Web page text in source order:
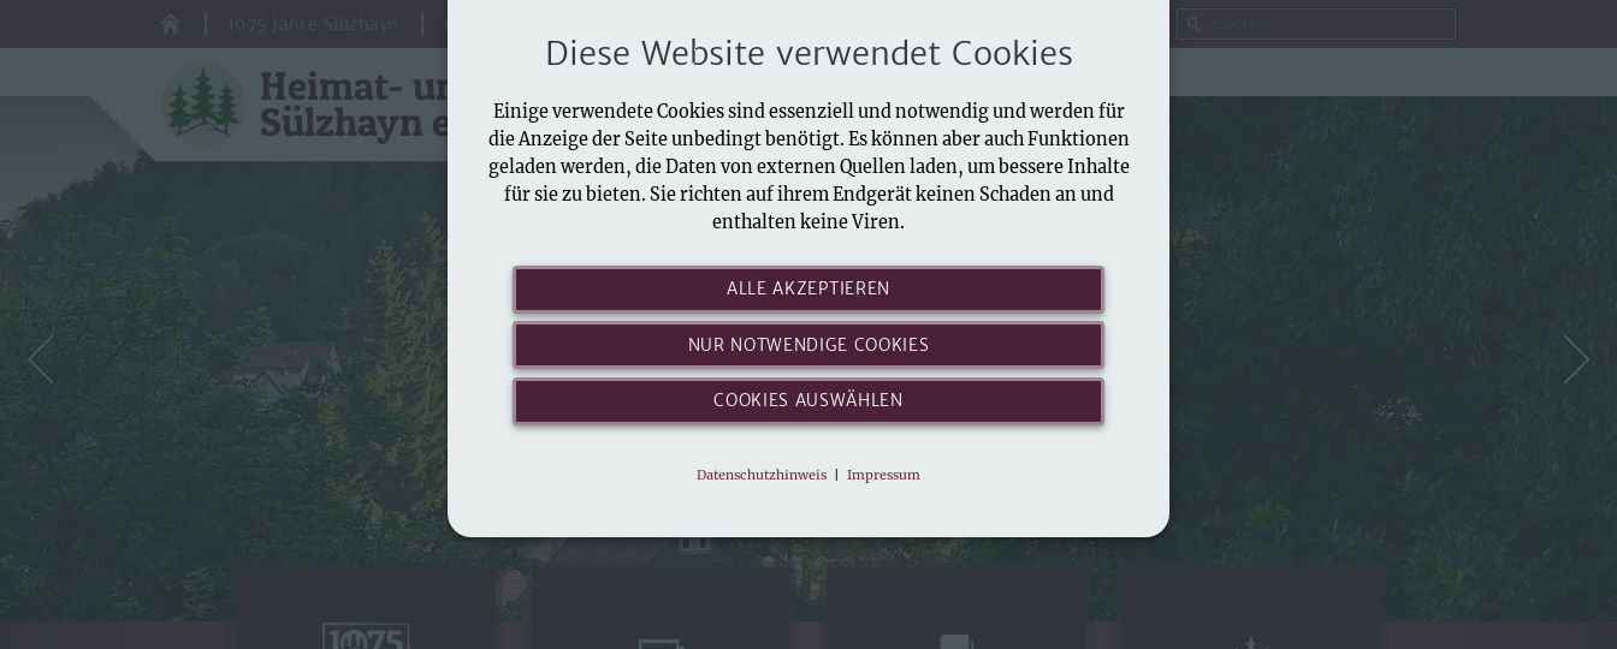
Heimat- und Kulturverein
Sülzhayn e. V.
Gute Luft...
Natur pur...
...und eine bewegte
Vergangenheit.
Unser Sülzhayn.
Diese Website verwendet Cookies
Einige verwendete Cookies sind essenziell und notwendig und werden für
die Anzeige der Seite unbedingt benötigt. Es können aber auch Funktionen
geladen werden, die Daten von externen Quellen laden, um bessere Inhalte
für sie zu bieten. Sie richten auf ihrem Endgerät keinen Schaden an und
enthalten keine Viren.
ALLE AKZEPTIEREN
NUR NOTWENDIGE COOKIES
COOKIES AUSWÄHLEN
Datenschutzhinweis | Impressum